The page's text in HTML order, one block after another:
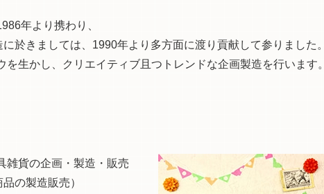
年より携わり、
於きましては、1990年より多方面に渡り貢献して参りました。
を生かし、クリエイティブ且つトレンドな企画製造を行います。
雑貨の企画・製造・販売
の製造販売）